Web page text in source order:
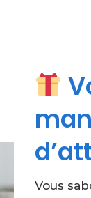
Vous